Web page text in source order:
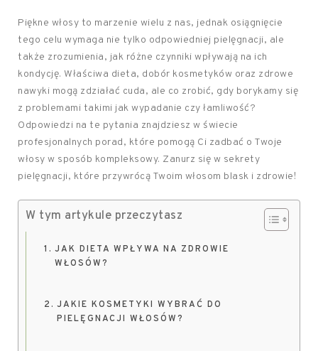
Piękne włosy to marzenie wielu z nas, jednak osiągnięcie
tego celu wymaga nie tylko odpowiedniej pielęgnacji, ale
także zrozumienia, jak różne czynniki wpływają na ich
kondycję. Właściwa dieta, dobór kosmetyków oraz zdrowe
nawyki mogą zdziałać cuda, ale co zrobić, gdy borykamy się
z problemami takimi jak wypadanie czy łamliwość?
Odpowiedzi na te pytania znajdziesz w świecie
profesjonalnych porad, które pomogą Ci zadbać o Twoje
włosy w sposób kompleksowy. Zanurz się w sekrety
pielęgnacji, które przywrócą Twoim włosom blask i zdrowie!
W tym artykule przeczytasz
JAK DIETA WPŁYWA NA ZDROWIE
WŁOSÓW?
JAKIE KOSMETYKI WYBRAĆ DO
PIELĘGNACJI WŁOSÓW?